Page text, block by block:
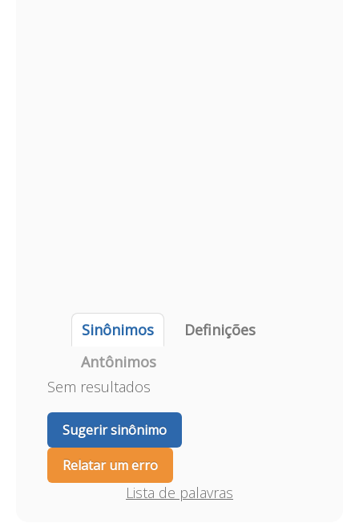
Sinônimos
Definições
Antônimos
Sem resultados
Sugerir sinônimo
Relatar um erro
Lista de palavras